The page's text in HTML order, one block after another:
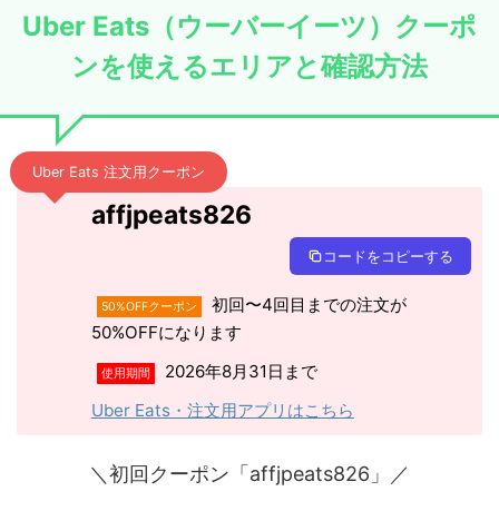
Uber Eats（ウーバーイーツ）クーポ
ンを使えるエリアと確認方法
Uber Eats 注文用クーポン
affjpeats826
コードをコピーする
50%OFFクーポン
初回〜4回目までの注文が
50%OFFになります
使用期間
2026年8月31日まで
Uber Eats・注文用アプリはこちら
＼初回クーポン「affjpeats826」／